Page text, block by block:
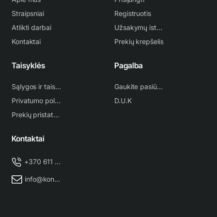
Straipsniai
Atlikti darbai
Kontaktai
Registruotis
Užsakymų istorija
Prekių krepšelis
Taisyklės
Sąlygos ir taisyklės
Privatumo politika
Prekių pristatymas
Pagalba
Gaukite pasiūlymą
D.U.K
Kontaktai
+370 611 38 500
info@kondicionieriu-meistras.lt